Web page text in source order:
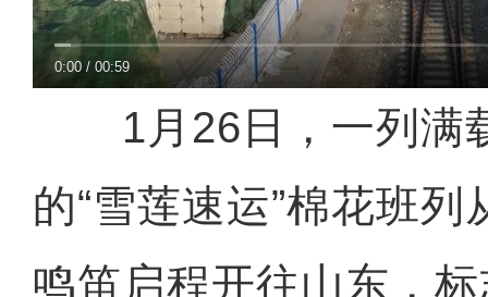
0:00 /00:59
1月26日，一列满
的“雪莲速运”棉花班
鸣笛启程开往山东，